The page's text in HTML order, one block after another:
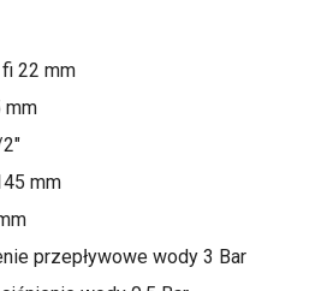
22 mm
mm
mm
przepływowe wody 3 Bar